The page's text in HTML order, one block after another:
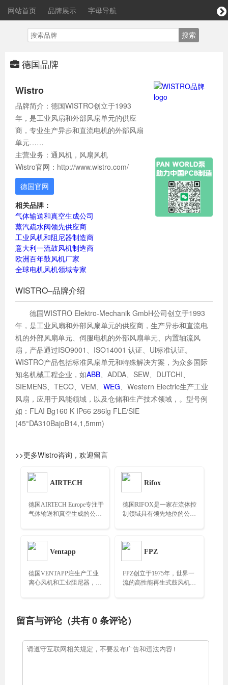
网站首页 品牌展示 字母导航
德国品牌
Wistro
品牌简介：德国WISTRO创立于1993
年，是工业风扇和外部风扇单元的供应
商，专业生产异步和直流电机的外部风扇
单元……
主营业务：通风机，风扇风机
Wistro官网：http://www.wistro.com/
德国官网
相关品牌：
气体输送和真空生成公司
蒸汽疏水阀领先供应商
工业风机和阻尼器制造商
意大利一流鼓风机制造商
欧洲百年鼓风机厂家
全球电机风机领域专家
WISTRO–品牌介绍
德国WISTRO Elektro-Mechanik GmbH公司创立于1993
年，是工业风扇和外部风扇单元的供应商，生产异步和直流电
机的外部风扇单元、伺服电机的外部风扇单元、内置轴流风
扇，产品通过ISO9001、ISO14001 认证、Ul标准认证。
WISTRO产品包括标准风扇单元和特殊解决方案，为众多国际
知名机械工程企业，如ABB、ADDA、SEW、DUTCHI、
SIEMENS、TECO、VEM、 WEG、Western Electric生产工业
风扇，应用于风能领域，以及仓储和生产技术领域，。型号例
如：FLAI Bg160 K IP66 286lg FLE/SIE
(45°DA310BajoB14,1,5mm)
>>更多Wistro咨询，欢迎留言
AIRTECH
德国AIRTECH Europe专注于
气体输送和真空生成的公
Rifox
德国RIFOX是一家在流体控
制领域具有领先地位的公
Ventapp
德国VENTAPP注生产工业
离心风机和工业阻尼器，产
FPZ
FPZ创立于1975年，世界一
流的高性能再生式鼓风机制
留言与评论（共有0条评论）